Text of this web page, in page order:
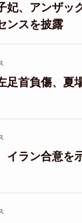
妃、アンザッ
ンスを披露
足首負傷、夏
イラン合意を